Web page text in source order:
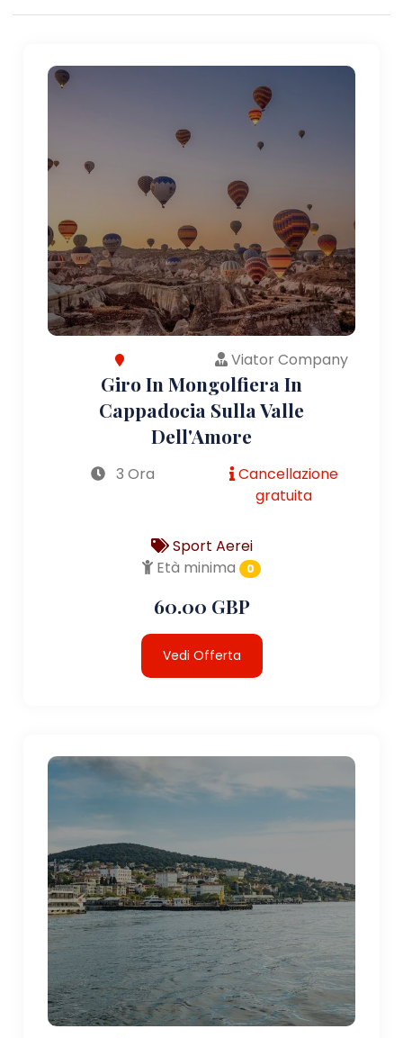
Viator Company
Giro In Mongolfiera In
Cappadocia Sulla Valle
Dell'Amore
3 Ora
Cancellazione
gratuita
Sport Aerei
Età minima
0
60.00 GBP
Vedi Offerta